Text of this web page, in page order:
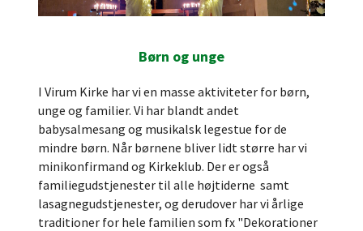
Børn og unge
I Virum Kirke har vi en masse aktiviteter for børn,
unge og familier. Vi har blandt andet
babysalmesang og musikalsk legestue for de
mindre børn. Når børnene bliver lidt større har vi
minikonfirmand og Kirkeklub. Der er også
familiegudstjenester til alle højtiderne samt
lasagnegudstjenester, og derudover har vi årlige
traditioner for hele familien som fx "Dekorationer